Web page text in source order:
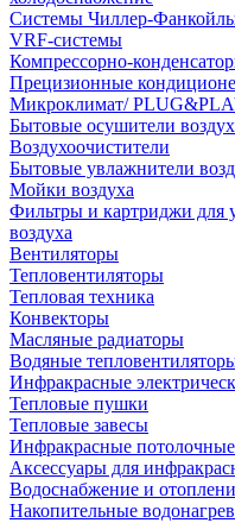
Системы Чиллер-
VRF-системы
Компрессорно-
Прецизионные
Микроклимат/
Бытовые осушители
Воздухоочистители
Бытовые увлажнители
Мойки воздуха
Фильтры и картриджи для
воздуха
Вентиляторы
Тепловентиляторы
Тепловая техника
Конвекторы
Масляные радиаторы
Водяные
Инфракрасные
Тепловые пушки
Тепловые завесы
Инфракрасные потолочные
Аксессуары для
Водоснабжение и
Накопительные